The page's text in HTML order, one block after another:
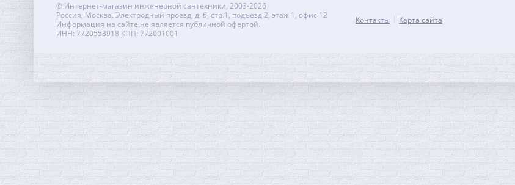
© Интернет-магазин инженерной сантехники, 2003-2026
Россия, Москва, Электродный проезд, д. 6, стр.1, подъезд 2, этаж 1, офис 12
Информация на сайте не является публичной офертой.
ИНН: 7720553918 КПП: 772001001
Контакты Карта сайта